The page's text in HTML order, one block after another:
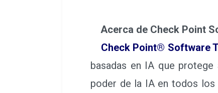
Acerca de Check Point
Check Point® Software
basadas en IA que
poder de la IA en todos